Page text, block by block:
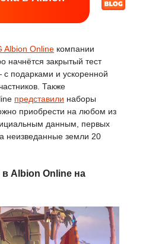
Albion Online компании
начнётся закрытый тест
подарками и ускоренной
Также
представили наборы
приобрести на любом из
данным, первых
неизведанные земли 20
Albion Online на